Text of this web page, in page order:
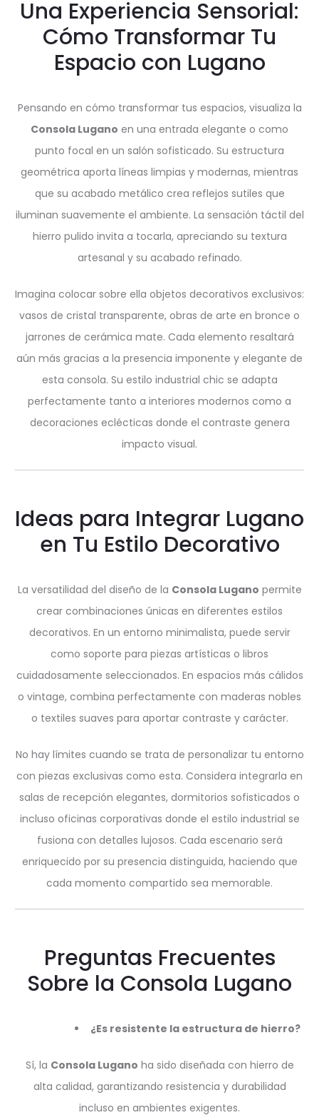
Una Experiencia Sensorial:
Cómo Transformar Tu
Espacio con Lugano
Pensando en cómo transformar tus espacios, visualiza la
Consola Lugano en una entrada elegante o como
punto focal en un salón sofisticado. Su estructura
geométrica aporta líneas limpias y modernas, mientras
que su acabado metálico crea reflejos sutiles que
iluminan suavemente el ambiente. La sensación táctil del
hierro pulido invita a tocarla, apreciando su textura
artesanal y su acabado refinado.
Imagina colocar sobre ella objetos decorativos exclusivos:
vasos de cristal transparente, obras de arte en bronce o
jarrones de cerámica mate. Cada elemento resaltará
aún más gracias a la presencia imponente y elegante de
esta consola. Su estilo industrial chic se adapta
perfectamente tanto a interiores modernos como a
decoraciones eclécticas donde el contraste genera
impacto visual.
Ideas para Integrar Lugano
en Tu Estilo Decorativo
La versatilidad del diseño de la Consola Lugano permite
crear combinaciones únicas en diferentes estilos
decorativos. En un entorno minimalista, puede servir
como soporte para piezas artísticas o libros
cuidadosamente seleccionados. En espacios más cálidos
o vintage, combina perfectamente con maderas nobles
o textiles suaves para aportar contraste y carácter.
No hay límites cuando se trata de personalizar tu entorno
con piezas exclusivas como esta. Considera integrarla en
salas de recepción elegantes, dormitorios sofisticados o
incluso oficinas corporativas donde el estilo industrial se
fusiona con detalles lujosos. Cada escenario será
enriquecido por su presencia distinguida, haciendo que
cada momento compartido sea memorable.
Preguntas Frecuentes
Sobre la Consola Lugano
¿Es resistente la estructura de hierro?
Sí, la Consola Lugano ha sido diseñada con hierro de
alta calidad, garantizando resistencia y durabilidad
incluso en ambientes exigentes.